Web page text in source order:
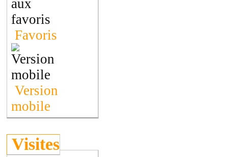
Favoris
Version
mobile
Visites